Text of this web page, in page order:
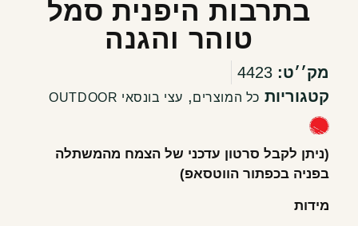
בתרבות היפנית סמל
טוהר והגנה
מק׳׳ט: 4423
קטגוריות כל המוצרים, עצי בונסאי OUTDOOR
(ניתן לקבל סרטון עדכני של הצמח מהמשתלה
בפניה בכפתור הווטסאפ)
מידות